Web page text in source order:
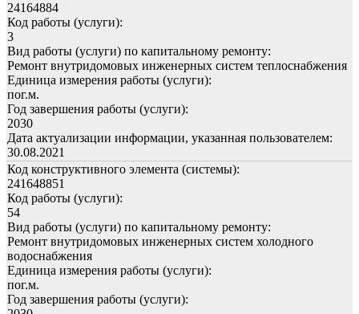
24164884
Код работы (услуги):
3
Вид работы (услуги) по капитальному ремонту:
Ремонт внутридомовых инженерных систем теплоснабжения
Единица измерения работы (услуги):
пог.м.
Год завершения работы (услуги):
2030
Дата актуализации информации, указанная пользователем:
30.08.2021
Код конструктивного элемента (системы):
241648851
Код работы (услуги):
54
Вид работы (услуги) по капитальному ремонту:
Ремонт внутридомовых инженерных систем холодного
водоснабжения
Единица измерения работы (услуги):
пог.м.
Год завершения работы (услуги):